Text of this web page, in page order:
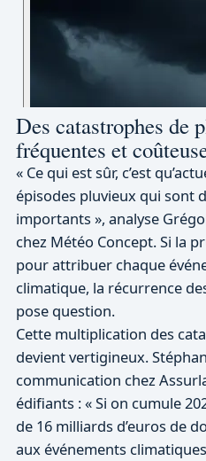
Des catastrophes de
fréquentes et
« Ce qui est sûr, c’est
épisodes pluvieux qui sont
importants », analyse
chez Météo Concept. Si la
pour attribuer chaque
climatique, la récurrence
pose question.
Cette multiplication des
devient vertigineux.
communication chez
édifiants : « Si on cumule
de 16 milliards d’euros de
aux événements